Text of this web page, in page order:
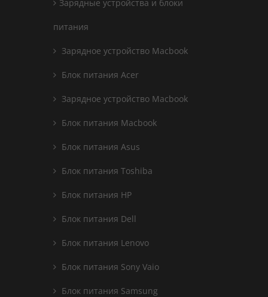
Зарядные устройства и блоки
питания
Зарядное устройство Macbook
Блок питания Acer
Зарядное устройство Macbook
Блок питания Macbook
Блок питания Asus
Блок питания Toshiba
Блок питания HP
Блок питания Dell
Блок питания Lenovo
Блок питания Sony Vaio
Блок питания Samsung